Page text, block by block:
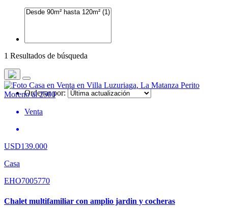
1 Resultados de búsqueda
Ordenar por:
Venta
USD139.000
Casa
EHO7005770
Chalet multifamiliar con amplio jardin y cocheras